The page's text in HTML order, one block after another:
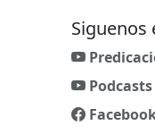
Siguenos
Podcasts